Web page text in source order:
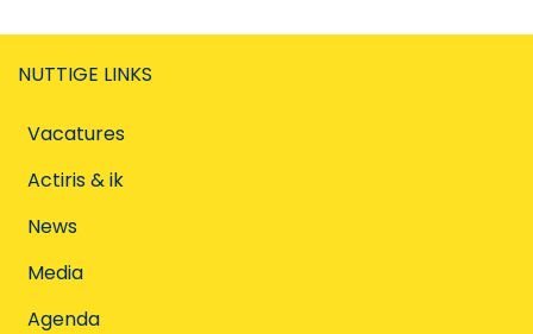
NUTTIGE LINKS
Vacatures
Actiris & ik
News
Media
Agenda